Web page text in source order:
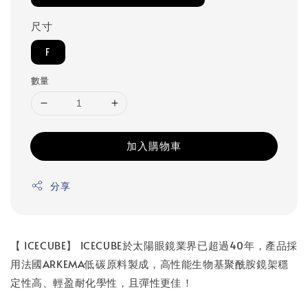
尺寸
F
數量
加入購物車
分享
【 ICECUBE】 ICECUBE於太陽眼鏡業界已超過40年，產品採
用法國ARKEMA低碳原料製成，高性能生物基聚酰胺鏡架穩
定性高、輕盈耐化學性，且彈性更佳！